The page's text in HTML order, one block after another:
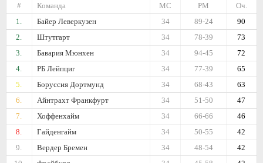
#
Команда Оч.
РМ
МС
1.
Байер Леверкузен 90
89-24
34
2.
Штутгарт 73
78-39
34
3.
Бавария Мюнхен 72
94-45
34
4.
РБ Лейпциг 65
77-39
34
5.
Боруссия Дортмунд 63
68-43
34
6.
Айнтрахт Франкфурт 47
51-50
34
7.
Хоффенхайм 46
66-66
34
8.
Гайденгайм 42
50-55
34
9.
Вердер Бремен 42
48-54
34